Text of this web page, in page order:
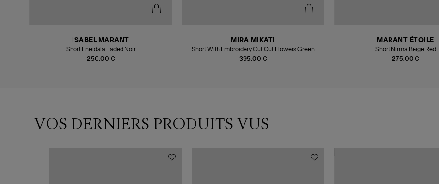
250,00 €
ISABEL MARANT
Short Eneidala Faded Noir
395,00 €
MIRA MIKATI
Short With Embroidery Cut Out Flowers Green
275,00 €
MARANT ÉTOILE
Short Nirma Beige Red
VOS DERNIERS PRODUITS VUS